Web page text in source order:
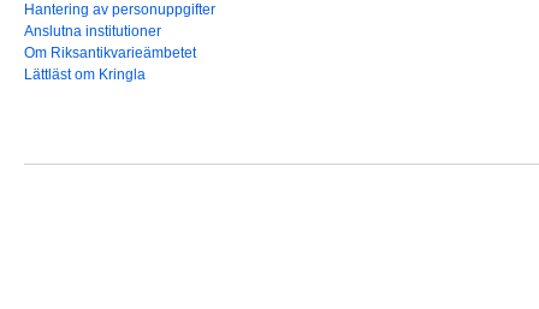
Hantering av personuppgifter
Anslutna institutioner
Om Riksantikvarieämbetet
Lättläst om Kringla